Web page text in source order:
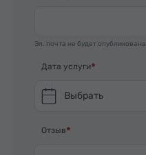
Эл. почта не будет опубликована
Дата услуги
Выбрать
Отзыв